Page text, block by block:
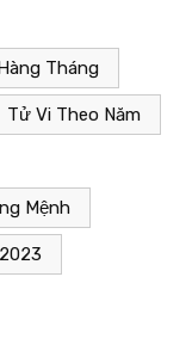
Tháng
Tử Vi Theo Năm
Mệnh